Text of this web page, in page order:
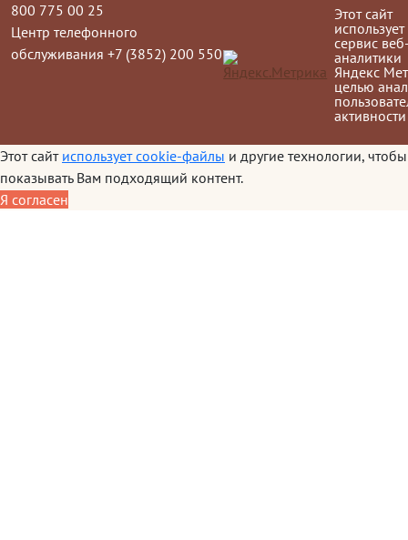
800 775 00 25
Центр телефонного
обслуживания +7 (3852) 200 550
Этот сайт
использует
сервис
аналитики
Яндекс
целью
активности
Этот сайт использует cookie-файлы и другие технологии, чтобы
показывать Вам подходящий контент.
Я согласен